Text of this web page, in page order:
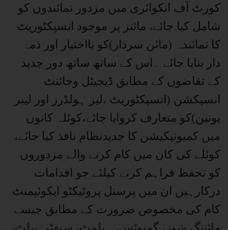
کورٹ آف انکوائری میں مزدور نمائندوں کو
شامل کیا جائے، مائنز پر موجود انسپکٹوریٹ
کا نمائندہ (مائن سردار)کو بااختیار اور ذمہ
دار بنایا جائے ۔اس کے ساتھ ساتھ دور جدید
کے تقاضوں کے مطابق ڈیجیٹل وجائنٹ
انسپکشن (انسپکٹوریٹ ،لیز ہولڈرز اور لیبر
یونین)کو متعارف کروایا جائے،کوئلہ کانوں
میں کمیونیکیشن کا جدیدنظام نافذ کیا جائے،
کوئلے کی کان میں کام کرنے والے مزدوروں
کو تحفظ فراہم کرنے کیلئے جو اقدامات
درکارہیں ان میں پرسنل پروٹیکٹو ایکوئپمنٹ
کام کی مخصوص ضرورت کے مطابق جیسے